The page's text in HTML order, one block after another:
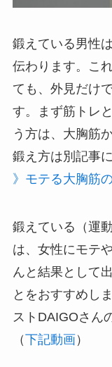
鍛えている男性
伝わります。こ
ても、外見だけ
す。まず筋トレ
う方は、大胸筋
鍛え方は別記事
》モテる大胸筋
鍛えている（運
は、女性にモテ
んと結果として
とをおすすめし
ストDAIGOさん
（下記動画 ）